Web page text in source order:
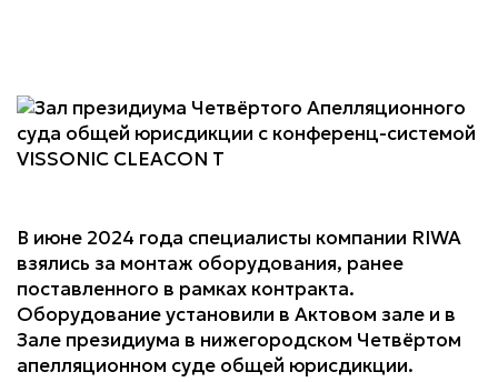
В июне 2024 года специалисты компании RIWA
взялись за монтаж оборудования, ранее
поставленного в рамках контракта.
Оборудование установили в Актовом зале и в
Зале президиума в нижегородском Четвёртом
апелляционном суде общей юрисдикции.